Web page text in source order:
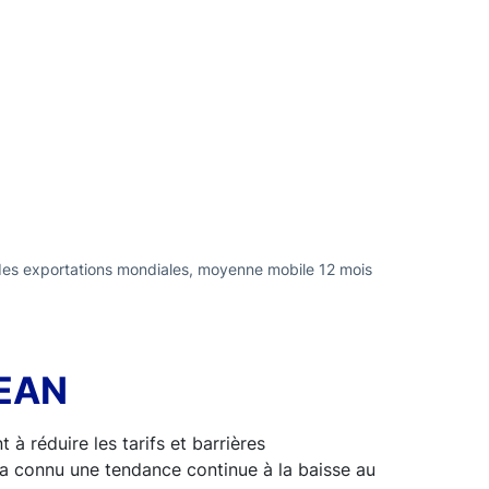
exportations mondiales, moyenne mobile 12 mois
à réduire les tarifs et barrières
une tendance continue à la baisse au